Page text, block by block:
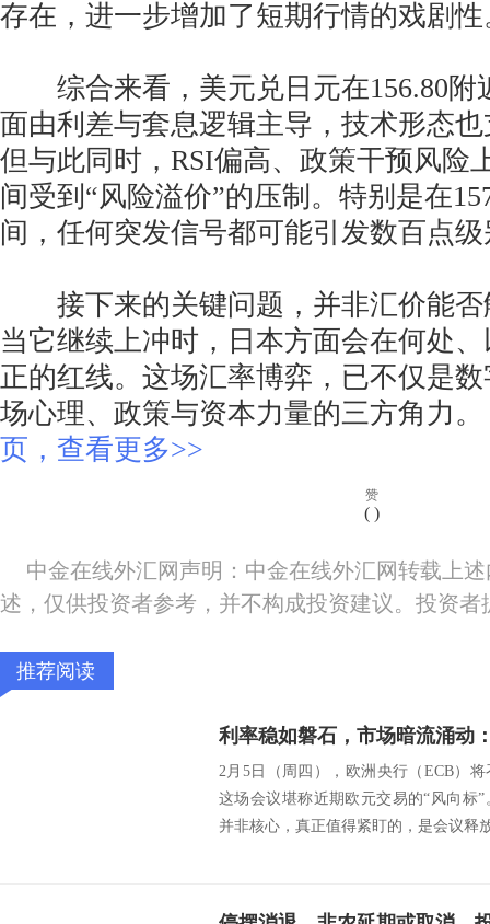
存在，进一步增加了短期行情的戏剧性
综合来看，美元兑日元在156.80附
面由利差与套息逻辑主导，技术形态
但与此同时，RSI偏高、政策干预风险
间受到“风险溢价”的压制。特别是在
间，任何突发信号都可能引发数百点
接下来的关键问题，并非汇价能否
当它继续上冲时，日本方面会在何处
正的红线。这场汇率博弈，已不仅是
场心理、政策与资本力量的三方角力。
页，查看更多>>
赞
( )
中金在线外汇网声明：中金在线外汇网转载上
述，仅供投资者参考，并不构成投资建议。投资
推荐阅读
2月5日（周四），欧洲央行（ECB）
这场会议堪称近期欧元交易的“风向标
并非核心，真正值得紧盯的，是会议释